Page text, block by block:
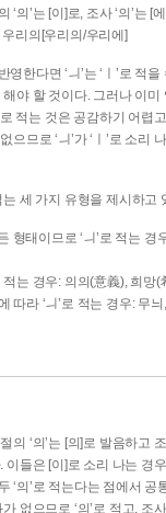
의’는 [이]로, 조사 ‘의’는 [
우리의[우리의/우리에]
한다면 ‘ㅢ’는 ‘ㅣ’로 적
해야 할 것이다. 그러나 이미
로 적는 것은 공감하기 어렵
으므로 ‘ㅢ’가 ‘ㅣ’로 소리
는 세 가지 유형을 제시하고
형태이므로 ‘ㅢ’로 적는
는 경우: 의의(意義), 희망(
따라 ‘ㅢ’로 적는 경우: 무
의 ‘의’는 [의]로 발음하고
이들은 [이]로 소리 나는 경
‘의’로 적는다는 점에서 공
없으므로 ‘의’로 적고, 조